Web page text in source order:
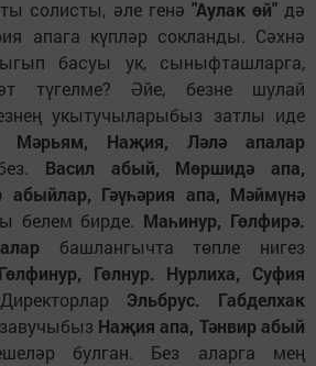
солисты, әле генә "Аулак өй"дә
апага күпләр сокланды. Сәхнә
басуы ук, сыныфташларга,
түгелме? Әйе, безне шулай
укытучыларыбыз затлы иде
Мәрьям, Наҗия, Ләлә апалар
Васил абый, Мөршидә апа,
Гәүһәрия апа, Мәймүнә
белем бирде. Маһинур, Гөлфирә.
башлангычта төпле нигез
Гөлнур. Нурлиха, Суфия
Эльбрус. Габделхак
Наҗия апа, Тәнвир абый
булган. Без аларга мең